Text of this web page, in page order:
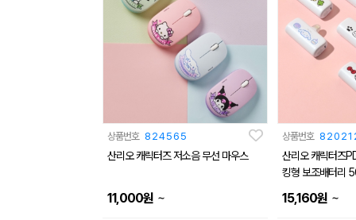
상품번호 824565
산리오 캐릭터즈 저소음 무선 마우스
11,000원 ~
상품번호
산리오 캐릭터즈
킹형 보조배터리
15,160원 ~